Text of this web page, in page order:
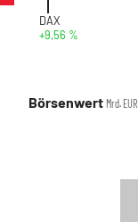
DAX
+9,56 %
Börsenwert Mrd. EUR